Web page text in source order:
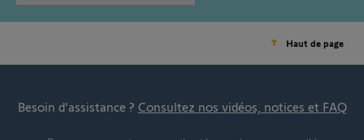
Haut de page
Besoin d’assistance ? Consultez nos vidéos, notices et FAQ